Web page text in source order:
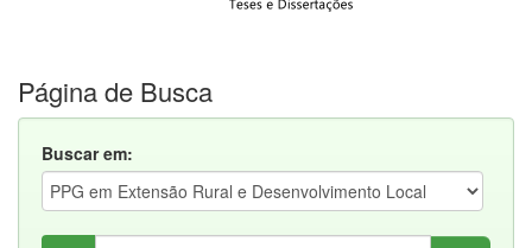
Página de Busca
Buscar em: